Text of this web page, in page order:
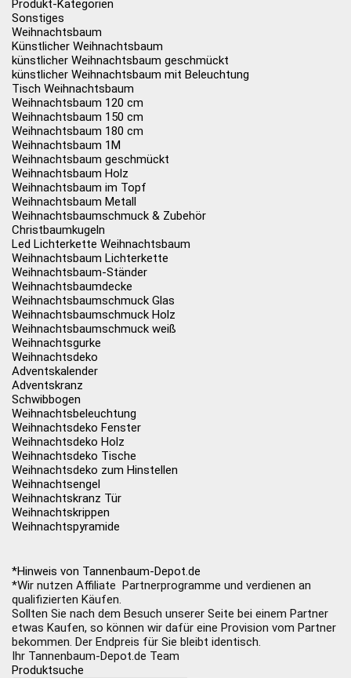
Produkt-Kategorien
Sonstiges
Weihnachtsbaum
Künstlicher Weihnachtsbaum
künstlicher Weihnachtsbaum geschmückt
künstlicher Weihnachtsbaum mit Beleuchtung
Tisch Weihnachtsbaum
Weihnachtsbaum 120 cm
Weihnachtsbaum 150 cm
Weihnachtsbaum 180 cm
Weihnachtsbaum 1M
Weihnachtsbaum geschmückt
Weihnachtsbaum Holz
Weihnachtsbaum im Topf
Weihnachtsbaum Metall
Weihnachtsbaumschmuck & Zubehör
Christbaumkugeln
Led Lichterkette Weihnachtsbaum
Weihnachtsbaum Lichterkette
Weihnachtsbaum-Ständer
Weihnachtsbaumdecke
Weihnachtsbaumschmuck Glas
Weihnachtsbaumschmuck Holz
Weihnachtsbaumschmuck weiß
Weihnachtsgurke
Weihnachtsdeko
Adventskalender
Adventskranz
Schwibbogen
Weihnachtsbeleuchtung
Weihnachtsdeko Fenster
Weihnachtsdeko Holz
Weihnachtsdeko Tische
Weihnachtsdeko zum Hinstellen
Weihnachtsengel
Weihnachtskranz Tür
Weihnachtskrippen
Weihnachtspyramide
*Hinweis von Tannenbaum-Depot.de
*Wir nutzen Affiliate Partnerprogramme und verdienen an
qualifizierten Käufen.
Sollten Sie nach dem Besuch unserer Seite bei einem Partner
etwas Kaufen, so können wir dafür eine Provision vom Partner
bekommen. Der Endpreis für Sie bleibt identisch.
Ihr Tannenbaum-Depot.de Team
Produktsuche